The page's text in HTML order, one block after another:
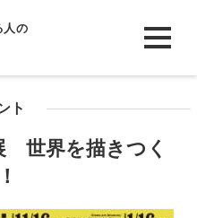
人の
ト
世界を描きつく